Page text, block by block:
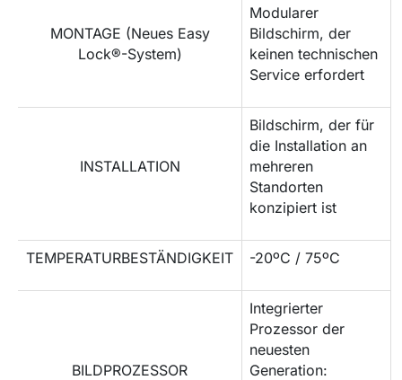
MONTAGE (Neues Easy
Lock®-System)
Modularer
Bildschirm, der
keinen technischen
Service erfordert
INSTALLATION
Bildschirm, der für
die Installation an
mehreren
Standorten
konzipiert ist
TEMPERATURBESTÄNDIGKEIT -20ºC / 75ºC
BILDPROZESSOR
Integrierter
Prozessor der
neuesten
Generation: